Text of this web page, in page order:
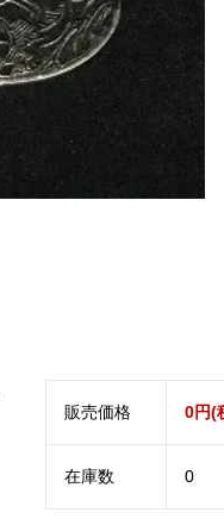
販売価格 0円(
在庫数 0